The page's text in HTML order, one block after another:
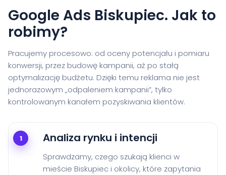
Google Ads Biskupiec. Jak to
robimy?
Pracujemy procesowo: od oceny potencjału i pomiaru
konwersji, przez budowę kampanii, aż po stałą
optymalizację budżetu. Dzięki temu reklama nie jest
jednorazowym „odpaleniem kampanii”, tylko
kontrolowanym kanałem pozyskiwania klientów.
1 Analiza rynku i intencji
Sprawdzamy, czego szukają klienci w
mieście Biskupiec i okolicy, które zapytania